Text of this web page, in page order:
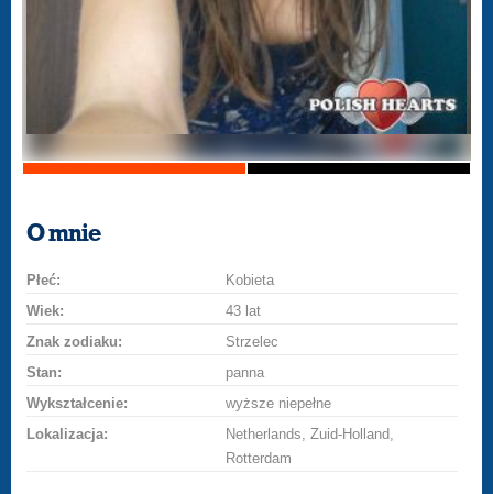
O mnie
Płeć:
Kobieta
Wiek:
43 lat
Znak zodiaku:
Strzelec
Stan:
panna
Wykształcenie:
wyższe niepełne
Lokalizacja:
Netherlands, Zuid-Holland,
Rotterdam